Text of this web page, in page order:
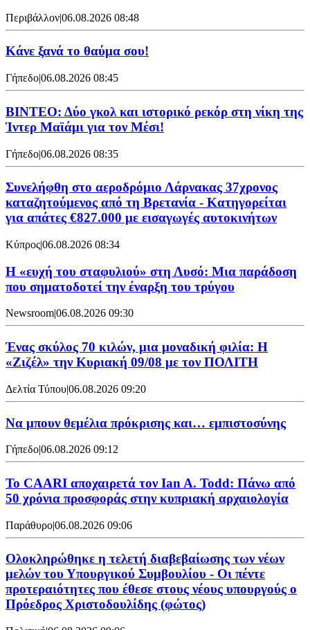
Περιβάλλον|06.08.2026 08:48
Κάνε ξανά το θαύμα σου!
Γήπεδο|06.08.2026 08:45
ΒΙΝΤΕΟ: Δύο γκολ και ιστορικό ρεκόρ στη νίκη της
Ίντερ Μαϊάμι για τον Μέσι!
Γήπεδο|06.08.2026 08:35
Συνελήφθη στο αεροδρόμιο Λάρνακας 37χρονος
καταζητούμενος από τη Βρετανία - Κατηγορείται
για απάτες €827.000 με εισαγωγές αυτοκινήτων
Κύπρος|06.08.2026 08:34
Η «ευχή του σταφυλιού» στη Λυσό: Μια παράδοση
που σηματοδοτεί την έναρξη του τρύγου
Newsroom|06.08.2026 09:30
Ένας σκύλος 70 κιλών, μια μοναδική φιλία: Η
«Ζιζέλ» την Κυριακή 09/08 με τον ΠΟΛΙΤΗ
Δελτία Τύπου|06.08.2026 09:20
Να μπουν θεμέλια πρόκρισης και… εμπιστοσύνης
Γήπεδο|06.08.2026 09:12
Το CAARI αποχαιρετά τον Ian A. Todd: Πάνω από
50 χρόνια προσφοράς στην κυπριακή αρχαιολογία
Παράθυρο|06.08.2026 09:06
Ολοκληρώθηκε η τελετή διαβεβαίωσης των νέων
μελών του Υπουργικού Συμβουλίου - Οι πέντε
προτεραιότητες που έθεσε στους νέους υπουργούς ο
Πρόεδρος Χριστοδουλίδης (φώτος)